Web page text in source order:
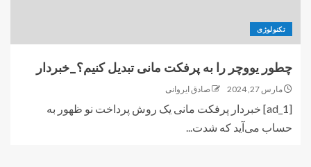
تکنولوژی
چطور یووچر را به پرفکت مانی تبدیل کنیم؟_خبردار
مارس 27, 2024 صادق ایروانی
[ad_1] خبردار پرفکت مانی یک روش پرداخت نو ظهور به
حساب می‌آید که شدت...